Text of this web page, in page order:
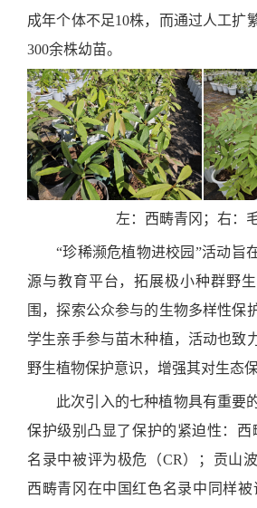
成年个体不足10株，而通过人工扩
300余株幼苗。
左：西畴青冈；右：
“珍稀濒危植物进校园”活动旨
源与教育平台，拓展极小种群野
围，探索公众参与的生物多样性保
学生亲手参与苗木种植，活动也致
野生植物保护意识，增强其对生态
此次引入的七种植物具有重要
保护级别凸显了保护的紧迫性：
名录中被评为极危（CR）；贡山
西畴青冈在中国红色名录中同样被